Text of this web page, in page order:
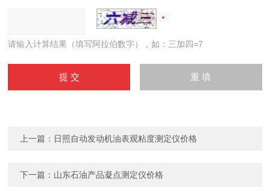
请输入计算结果（填写阿拉伯数字），如：三加四=7
上一篇： 日照自动发动机油表观粘度测定仪价格
下一篇： 山东石油产品凝点测定仪价格